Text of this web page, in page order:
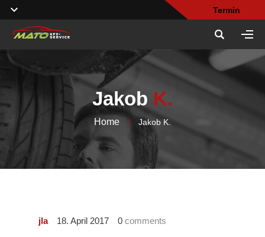
Termin
Jakob K.
Home / Jakob K.
jla 18. April 2017 0 comments